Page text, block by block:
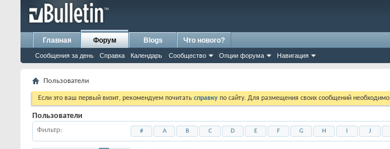
Главная Форум
Сообщения за день Справка Календарь Сообщество Опции форума Навигация
Blogs Что нового?
Пользователи
Если это ваш первый визит, рекомендуем почитать справку по сайту. Для размещения своих сообщений необходимо
Пользователи
Фильтр # A B C D E F G H J